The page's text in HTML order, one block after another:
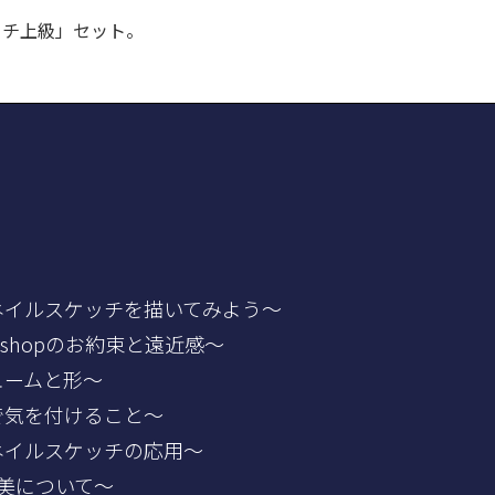
上級」セット。
ルスケッチを描いてみよう～
のお約束と遠近感～
ムと形～
を付けること～
ルスケッチの応用～
について～